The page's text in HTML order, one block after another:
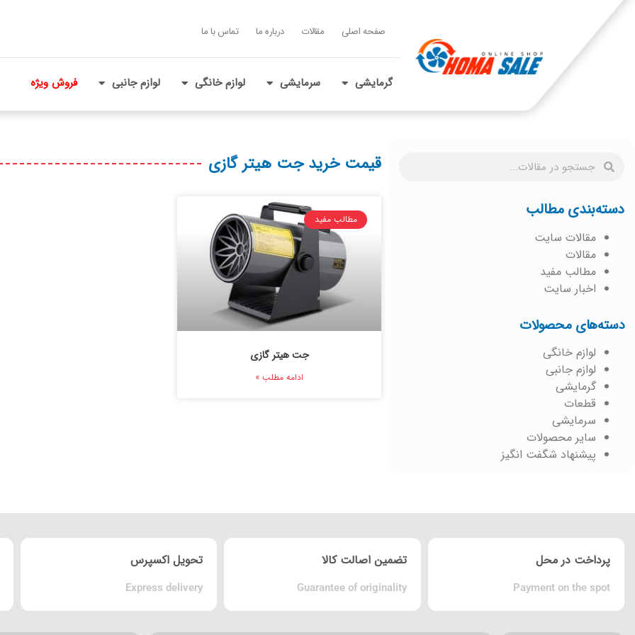
صفحه اصلی مقالات درباره ما تماس با ما
گرمایشی سرمایشی لوازم خانگی لوازم جانبی فروش ویژه
دسته‌بندی مطالب
مقالات سایت
مقالات
مطالب مفید
اخبار سایت
دسته‌های محصولات
لوازم خانگی
لوازم جانبی
گرمایشی
قطعات
سرمایشی
سایر محصولات
پیشنهاد شگفت انگیز
قیمت خرید جت هیتر گازی
مطالب مفید
جت هیتر گازی
ادامه مطلب »
پرداخت در محل
Payment on the spot
تضمین اصالت کالا
Guarantee of originality
تحویل اکسپرس
Express delivery